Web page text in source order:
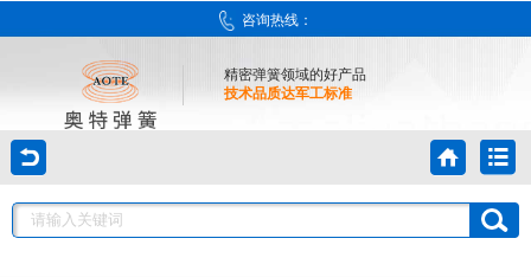
咨询热线：
精密弹簧领域的好产品
技术品质达军工标准